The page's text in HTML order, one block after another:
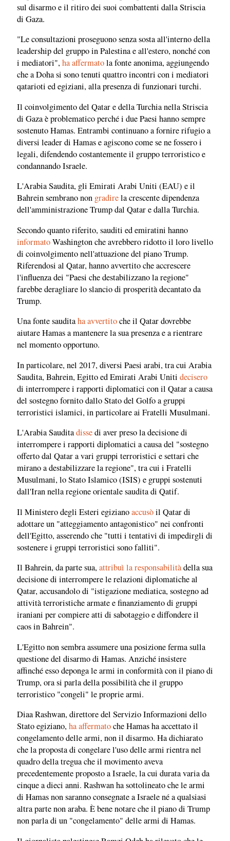
sul disarmo e il ritiro dei suoi combattenti dalla Striscia
di Gaza.
"Le consultazioni proseguono senza sosta all'interno della
leadership del gruppo in Palestina e all'estero, nonché con
i mediatori",ha affermatola fonte anonima, aggiungendo
che a Doha si sono tenuti quattro incontri con i mediatori
qatarioti ed egiziani, alla presenza di funzionari turchi.
Il coinvolgimento del Qatar e della Turchia nella Striscia
di Gaza è problematico perché i due Paesi hanno sempre
sostenuto Hamas. Entrambi continuano a fornire rifugio a
diversi leader di Hamas e agiscono come se ne fossero i
legali, difendendo costantemente il gruppo terroristico e
condannando Israele.
L'Arabia Saudita, gli Emirati Arabi Uniti (EAU) e il
Bahrein sembrano non gradirela crescente dipendenza
dell'amministrazione Trump dal Qatar e dalla Turchia.
Secondo quanto riferito, sauditi ed emiratini hanno
informatoWashington che avrebbero ridotto il loro livello
di coinvolgimento nell'attuazione del piano Trump.
Riferendosi al Qatar, hanno avvertito che accrescere
l'influenza dei "Paesi che destabilizzano la regione"
farebbe deragliare lo slancio di prosperità decantato da
Trump.
Una fonte sauditaha avvertitoche il Qatar dovrebbe
aiutare Hamas a mantenere la sua presenza e a rientrare
nel momento opportuno.
In particolare, nel 2017, diversi Paesi arabi, tra cui Arabia
Saudita, Bahrein, Egitto ed Emirati Arabi Uniti decisero
di interrompere i rapporti diplomatici con il Qatar a causa
del sostegno fornito dallo Stato del Golfo a gruppi
terroristici islamici, in particolare ai Fratelli Musulmani.
L'Arabia Sauditadissedi aver preso la decisione di
interrompere i rapporti diplomatici a causa del "sostegno
offerto dal Qatar a vari gruppi terroristici e settari che
mirano a destabilizzare la regione", tra cui i Fratelli
Musulmani, lo Stato Islamico (ISIS) e gruppi sostenuti
dall'Iran nella regione orientale saudita di Qatif.
Il Ministero degli Esteri egizianoaccusòil Qatar di
adottare un "atteggiamento antagonistico" nei confronti
dell'Egitto, asserendo che "tutti i tentativi di impedirgli di
sostenere i gruppi terroristici sono falliti".
Il Bahrein, da parte sua,attribuì la responsabilitàdella sua
decisione di interrompere le relazioni diplomatiche al
Qatar, accusandolo di "istigazione mediatica, sostegno ad
attività terroristiche armate e finanziamento di gruppi
iraniani per compiere atti di sabotaggio e diffondere il
caos in Bahrein".
L'Egitto non sembra assumere una posizione ferma sulla
questione del disarmo di Hamas. Anziché insistere
affinché esso deponga le armi in conformità con il piano di
Trump, ora si parla della possibilità che il gruppo
terroristico "congeli" le proprie armi.
Diaa Rashwan, direttore del Servizio Informazioni dello
Stato egiziano,ha affermatoche Hamas ha accettato il
congelamento delle armi, non il disarmo. Ha dichiarato
che la proposta di congelare l'uso delle armi rientra nel
quadro della tregua che il movimento aveva
precedentemente proposto a Israele, la cui durata varia da
cinque a dieci anni. Rashwan ha sottolineato che le armi
di Hamas non saranno consegnate a Israele né a qualsiasi
altra parte non araba. È bene notare che il piano di Trump
non parla di un "congelamento" delle armi di Hamas.